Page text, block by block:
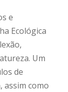
e
Ecológica
Um
de
assim como